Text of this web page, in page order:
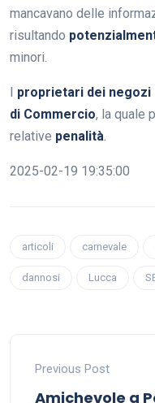
mancavano delle
risultando
minori.
I proprietari dei negozi
di Commercio, la quale
relative penalità
2025-02-19 19:35:00
articoli carnevale
dannosi Lucca
Previous Post
Amichevole a